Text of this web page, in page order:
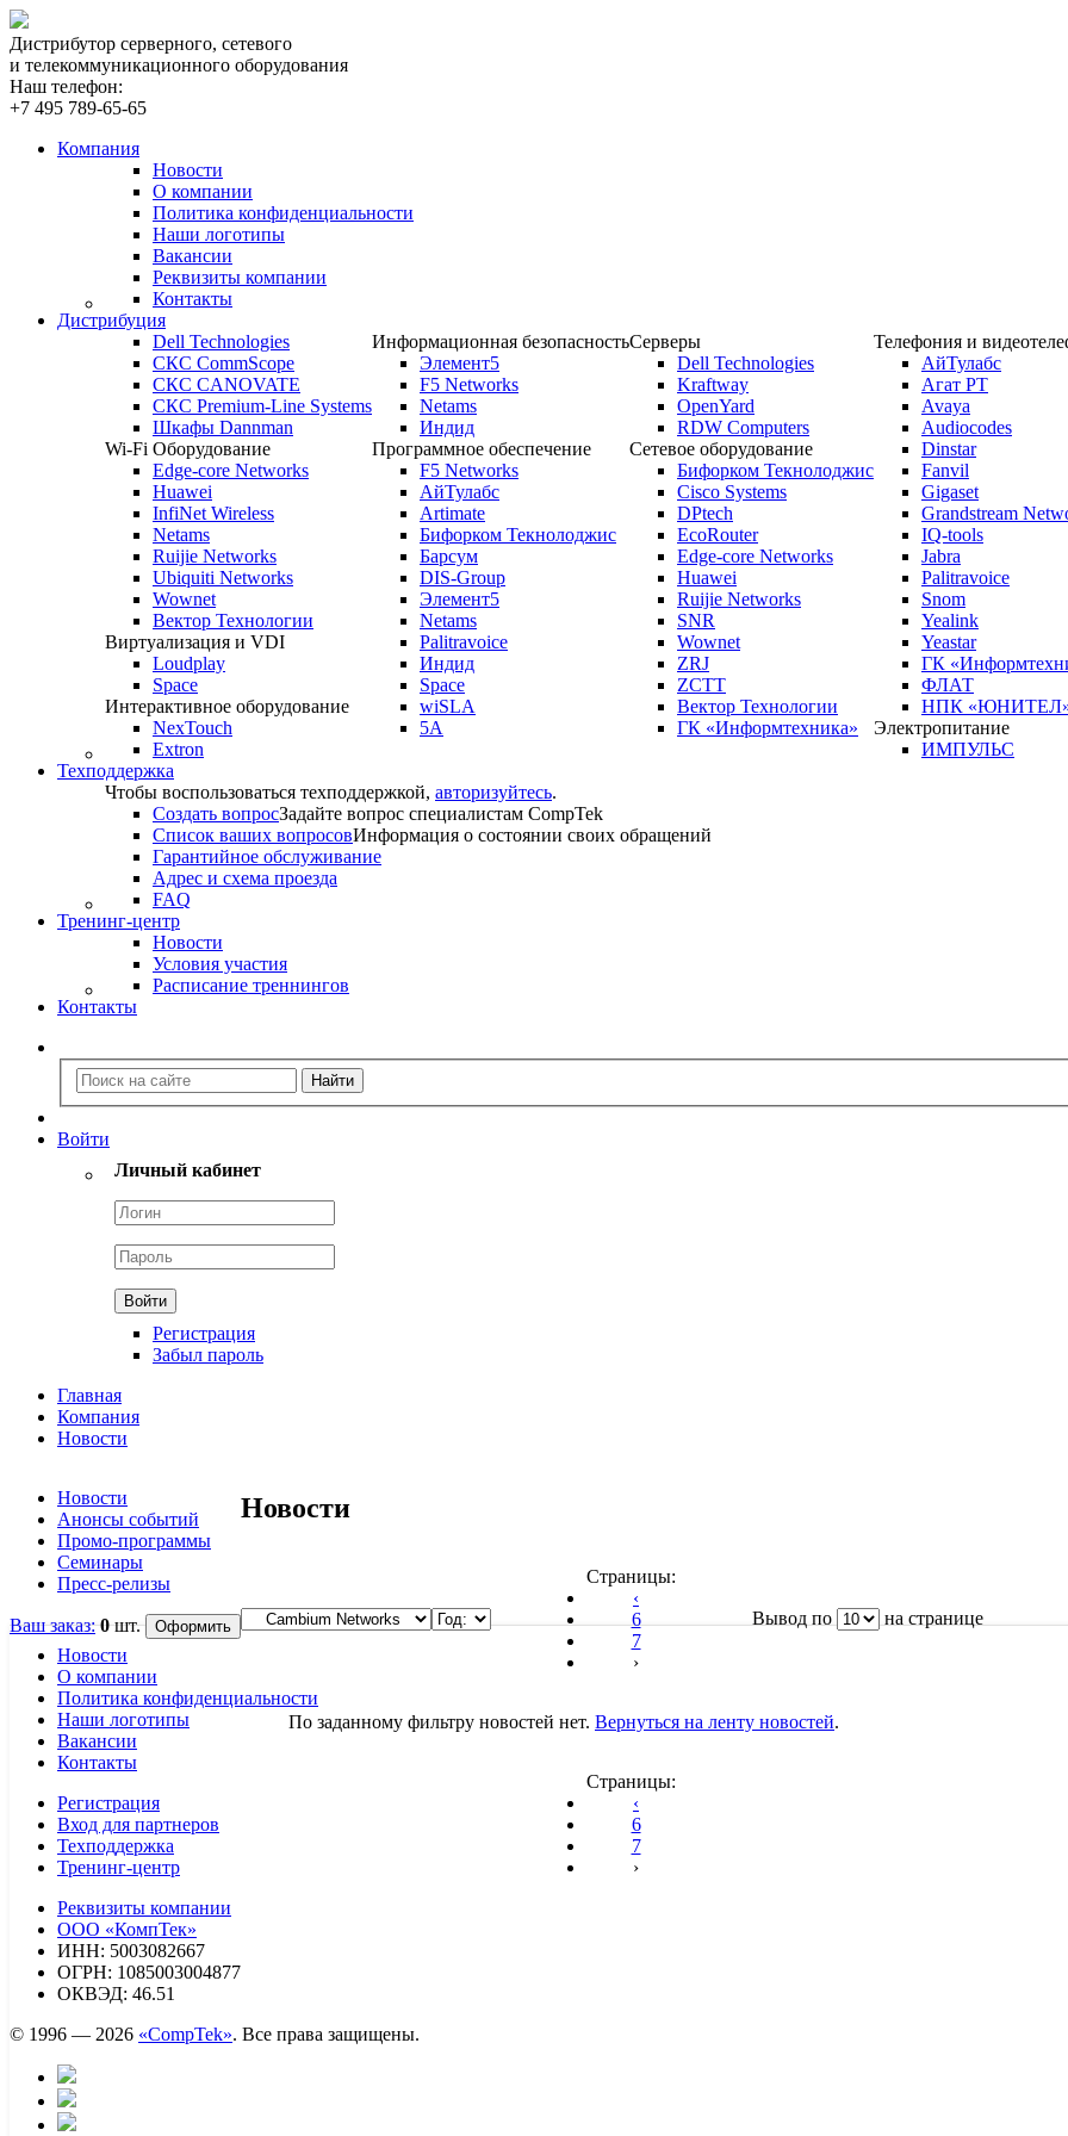
Дистрибутор серверного, сетевого
и телекоммуникационного оборудования
Наш телефон:
+7 495 789-65-65
Компания
Новости
О компании
Политика конфиденциальности
Наши логотипы
Вакансии
Реквизиты компании
Контакты
Дистрибуция
Dell Technologies
СКС CommScope
СКС CANOVATE
СКС Premium-Line Systems
Шкафы Dannman
Wi-Fi Оборудование
Edge-core Networks
Huawei
InfiNet Wireless
Netams
Ruijie Networks
Ubiquiti Networks
Wownet
Вектор Технологии
Виртуализация и VDI
Loudplay
Space
Интерактивное оборудование
NexTouch
Extron
Информационная безопасность
Элемент5
F5 Networks
Netams
Индид
Программное обеспечение
F5 Networks
АйТулабс
Artimate
Бифорком Текнолоджис
Барсум
DIS-Group
Элемент5
Netams
Palitravoice
Индид
Space
wiSLA
5A
Серверы
Dell Technologies
Kraftway
OpenYard
RDW Computers
Сетевое оборудование
Бифорком Текнолоджис
Cisco Systems
DPtech
EcoRouter
Edge-core Networks
Huawei
Ruijie Networks
SNR
Wownet
ZRJ
ZCTT
Вектор Технологии
ГК «Информтехника»
Телефония и
АйТулабс
Агат РТ
Avaya
Audiocodes
Dinstar
Fanvil
Gigaset
Grandstream
IQ-tools
Jabra
Palitravoice
Snom
Yealink
Yeastar
ГК
ФЛАТ
НПК
Электропитание
ИМПУЛЬС
Техподдержка
Чтобы воспользоваться техподдержкой, авторизуйтесь.
Создать вопросЗадайте вопрос специалистам CompTek
Список ваших вопросовИнформация о состоянии своих обращений
Гарантийное обслуживание
Адрес и схема проезда
FAQ
Тренинг-центр
Новости
Условия участия
Расписание треннингов
Контакты
Войти
Личный кабинет
Регистрация
Забыл пароль
Главная
Компания
Новости
Новости
Анонсы событий
Промо-программы
Семинары
Пресс-релизы
Ваш заказ: 0шт.
Новости
Страницы:
‹
6
7
›
Вывод по на странице
По заданному фильтру новостей нет. Вернуться на ленту новостей.
Страницы:
‹
6
7
›
Новости
О компании
Политика конфиденциальности
Наши логотипы
Вакансии
Контакты
Регистрация
Вход для партнеров
Техподдержка
Тренинг-центр
Реквизиты компании
ООО «КомпТек»
ИНН: 5003082667
ОГРН: 1085003004877
ОКВЭД: 46.51
© 1996 — 2026 «CompTek». Все права защищены.